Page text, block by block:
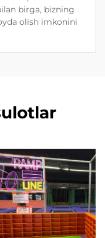
birga, bizning
olish imkonini